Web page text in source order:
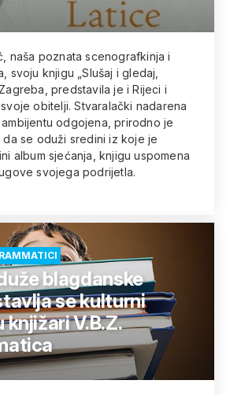
naša poznata scenografkinja i
svoju knjigu „Slušaj i gledaj,
predstavila je i Rijeci i
obitelji. Stvaralački nadarena
odgojena, prirodno je
se oduži sredini iz koje je
album sjećanja, knjigu uspomena
svojega podrijetla.
blagdanske
se kulturni
knjižari V.B.Z.